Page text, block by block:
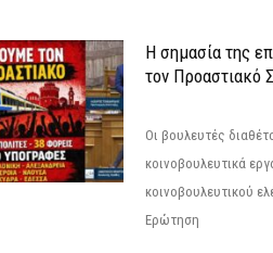
Η σημασία της
τον Προαστιακό
Οι βουλευτές
κοινοβουλευτικά
κοινοβουλευτικού
Ερώτηση